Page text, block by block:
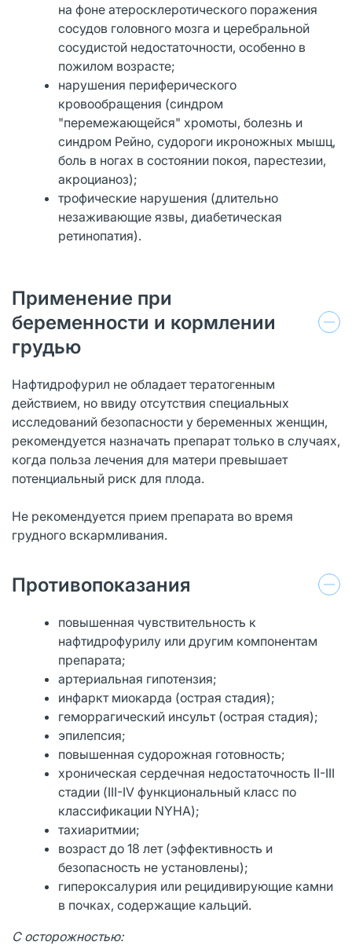
на фоне атеросклеротического поражения
сосудов головного мозга и церебральной
сосудистой недостаточности, особенно в
пожилом возрасте;
нарушения периферического
кровообращения (синдром
"перемежающейся" хромоты, болезнь и
синдром Рейно, судороги икроножных мышц,
боль в ногах в состоянии покоя, парестезии,
акроцианоз);
трофические нарушения (длительно
незаживающие язвы, диабетическая
ретинопатия).
Применение при
беременности и кормлении
грудью
Нафтидрофурил не обладает тератогенным
действием, но ввиду отсутствия специальных
исследований безопасности у беременных женщин,
рекомендуется назначать препарат только в случаях,
когда польза лечения для матери превышает
потенциальный риск для плода.
Не рекомендуется прием препарата во время
грудного вскармливания.
Противопоказания
повышенная чувствительность к
нафтидрофурилу или другим компонентам
препарата;
артериальная гипотензия;
инфаркт миокарда (острая стадия);
геморрагический инсульт (острая стадия);
эпилепсия;
повышенная судорожная готовность;
хроническая сердечная недостаточность II-III
стадии (III-IV функциональный класс по
классификации NYHA);
тахиаритмии;
возраст до 18 лет (эффективность и
безопасность не установлены);
гипероксалурия или рецидивирующие камни
в почках, содержащие кальций.
С осторожностью: